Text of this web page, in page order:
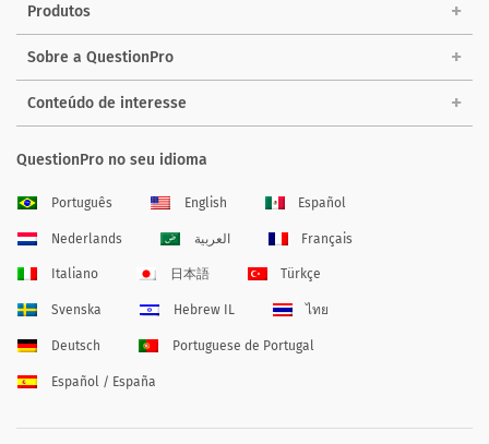
Produtos
Sobre a QuestionPro
Conteúdo de interesse
QuestionPro no seu idioma
Português English Español
Nederlands العربية Français
Italiano 日本語 Türkçe
Svenska Hebrew IL ไทย
Deutsch Portuguese de Portugal
Español / España